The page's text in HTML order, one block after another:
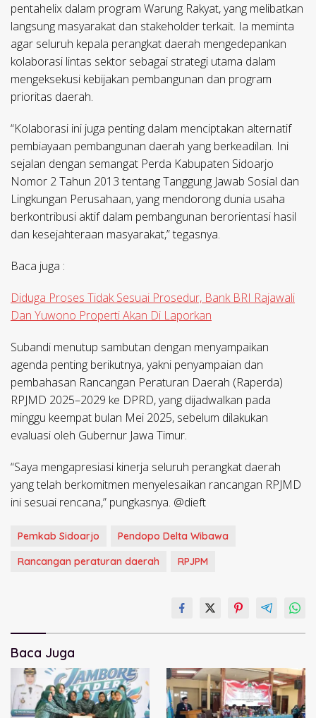
pentahelix dalam program Warung Rakyat, yang melibatkan
langsung masyarakat dan stakeholder terkait. Ia meminta
agar seluruh kepala perangkat daerah mengedepankan
kolaborasi lintas sektor sebagai strategi utama dalam
mengeksekusi kebijakan pembangunan dan program
prioritas daerah.
“Kolaborasi ini juga penting dalam menciptakan alternatif
pembiayaan pembangunan daerah yang berkeadilan. Ini
sejalan dengan semangat Perda Kabupaten Sidoarjo
Nomor 2 Tahun 2013 tentang Tanggung Jawab Sosial dan
Lingkungan Perusahaan, yang mendorong dunia usaha
berkontribusi aktif dalam pembangunan berorientasi hasil
dan kesejahteraan masyarakat,” tegasnya.
Baca juga :
Diduga Proses Tidak Sesuai Prosedur, Bank BRI Rajawali
Dan Yuwono Properti Akan Di Laporkan
Subandi menutup sambutan dengan menyampaikan
agenda penting berikutnya, yakni penyampaian dan
pembahasan Rancangan Peraturan Daerah (Raperda)
RPJMD 2025–2029 ke DPRD, yang dijadwalkan pada
minggu keempat bulan Mei 2025, sebelum dilakukan
evaluasi oleh Gubernur Jawa Timur.
“Saya mengapresiasi kinerja seluruh perangkat daerah
yang telah berkomitmen menyelesaikan rancangan RPJMD
ini sesuai rencana,” pungkasnya. @dieft
Pemkab Sidoarjo
Pendopo Delta Wibawa
Rancangan peraturan daerah
RPJPM
Baca Juga